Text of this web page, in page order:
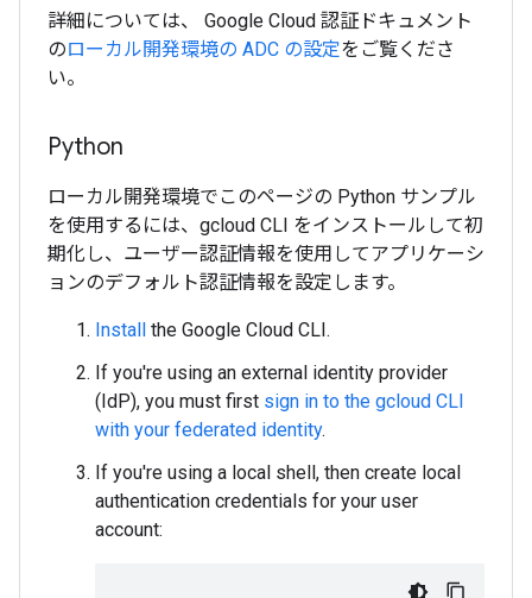
詳細については、 Google Cloud 認証ドキュメント
のローカル開発環境の ADC の設定をご覧くださ
い。
Python
ローカル開発環境でこのページの Python サンプル
を使用するには、gcloud CLI をインストールして初
期化し、ユーザー認証情報を使用してアプリケーシ
ョンのデフォルト認証情報を設定します。
Install the Google Cloud CLI.
If you're using an external identity provider
(IdP), you must first sign in to the gcloud CLI
with your federated identity.
If you're using a local shell, then create local
authentication credentials for your user
account: